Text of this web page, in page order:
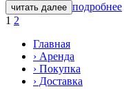
подробнее
1 2
Главная
› Аренда
› Покупка
› Доставка